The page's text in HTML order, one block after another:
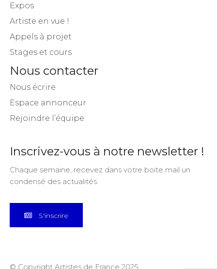
Expos
Artiste en vue !
Appels à projet
Stages et cours
Nous contacter
Nous écrire
Espace annonceur
Rejoindre l’équipe
Inscrivez-vous à notre newsletter !
Chaque semaine, recevez dans votre boite mail un
condensé des actualités.
S'inscrire
© Copyright Artistes de France 2025